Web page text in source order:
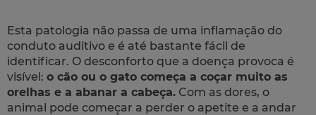
Esta patologia não passa de uma inflamação do
conduto auditivo e é até bastante fácil de
identificar. O desconforto que a doença provoca é
visível: o cão ou o gato começa a coçar muito as
orelhas e a abanar a cabeça. Com as dores, o
animal pode começar a perder o apetite e a andar